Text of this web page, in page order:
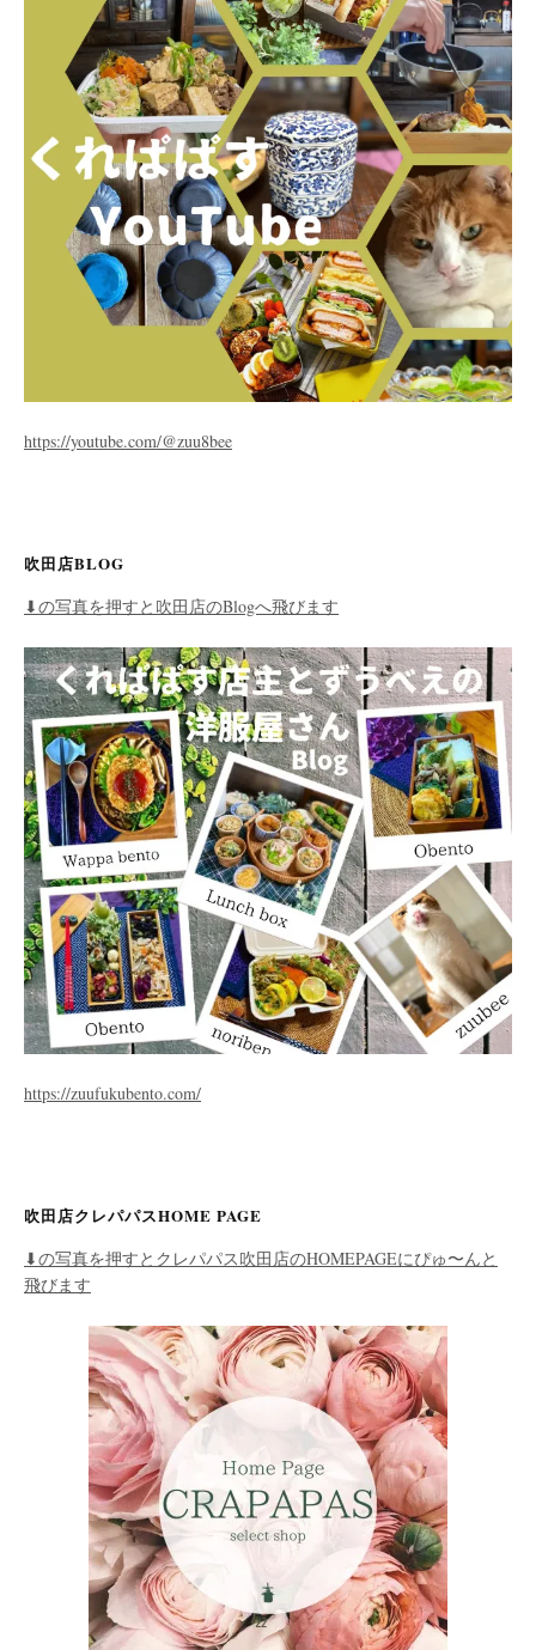
https://youtube.com/@zuu8bee
吹田店BLOG
⬇︎の写真を押すと吹田店のBlogへ飛びます
https://zuufukubento.com/
吹田店クレパパスHOME PAGE
⬇︎の写真を押すとクレパパス吹田店のHOMEPAGEにぴゅ〜んと
飛びます